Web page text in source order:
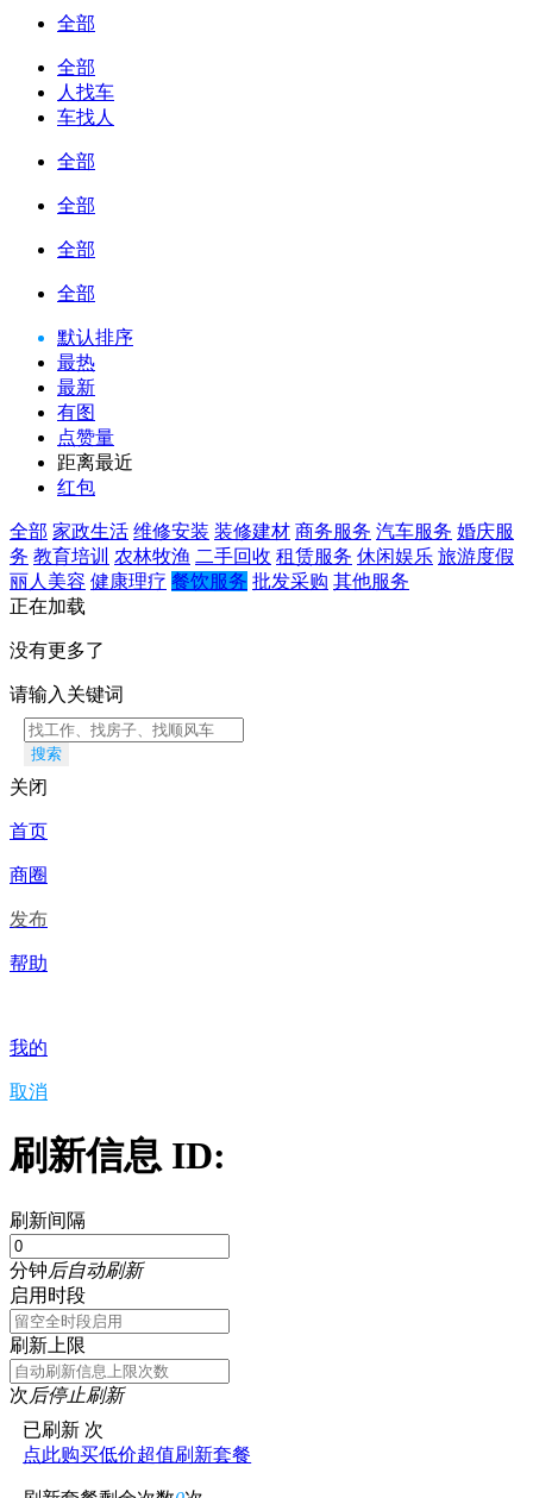
全部
全部
人找车
车找人
全部
全部
全部
全部
默认排序
最热
最新
有图
点赞量
距离最近
红包
全部 家政生活 维修安装 装修建材 商务服务 汽车服务 婚庆服
务 教育培训 农林牧渔 二手回收 租赁服务 休闲娱乐 旅游度假
丽人美容 健康理疗 餐饮服务 批发采购 其他服务
正在加载
没有更多了
请输入关键词
搜索
关闭
首页
商圈
发布
帮助
我的
取消
刷新信息 ID:
刷新间隔
分钟后自动刷新
启用时段
刷新上限
次后停止刷新
已刷新 次
点此购买低价超值刷新套餐